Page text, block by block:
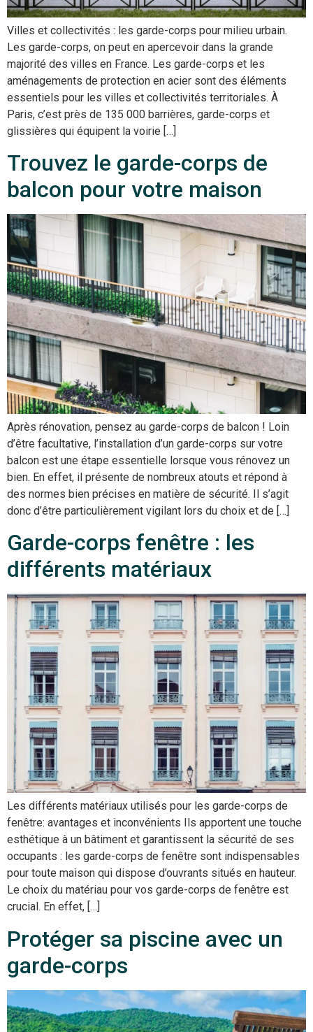
Villes et collectivités : les garde-corps pour milieu urbain.
Les garde-corps, on peut en apercevoir dans la grande
majorité des villes en France. Les garde-corps et les
aménagements de protection en acier sont des éléments
essentiels pour les villes et collectivités territoriales. À
Paris, c’est près de 135 000 barrières, garde-corps et
glissières qui équipent la voirie […]
Trouvez le garde-corps de
balcon pour votre maison
Après rénovation, pensez au garde-corps de balcon ! Loin
d’être facultative, l’installation d’un garde-corps sur votre
balcon est une étape essentielle lorsque vous rénovez un
bien. En effet, il présente de nombreux atouts et répond à
des normes bien précises en matière de sécurité. Il s’agit
donc d’être particulièrement vigilant lors du choix et de […]
Garde-corps fenêtre : les
différents matériaux
Les différents matériaux utilisés pour les garde-corps de
fenêtre: avantages et inconvénients Ils apportent une touche
esthétique à un bâtiment et garantissent la sécurité de ses
occupants : les garde-corps de fenêtre sont indispensables
pour toute maison qui dispose d’ouvrants situés en hauteur.
Le choix du matériau pour vos garde-corps de fenêtre est
crucial. En effet, […]
Protéger sa piscine avec un
garde-corps